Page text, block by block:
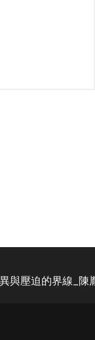
與壓迫的界線_陳